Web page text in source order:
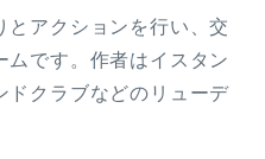
とアクションを行い、交
ムです。作者はイスタン
ドクラブなどのリューデ